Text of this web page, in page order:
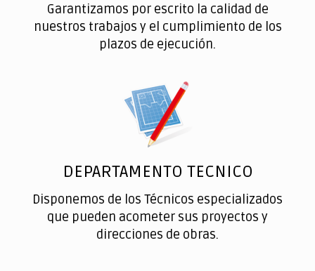
Garantizamos por escrito la calidad de
nuestros trabajos y el cumplimiento de los
plazos de ejecución.
DEPARTAMENTO TECNICO
Disponemos de los Técnicos especializados
que pueden acometer sus proyectos y
direcciones de obras.